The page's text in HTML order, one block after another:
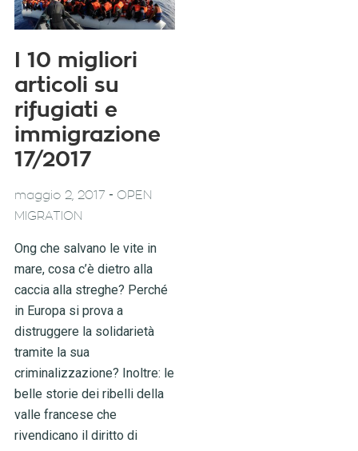
I 10 migliori
articoli su
rifugiati e
immigrazione
17/2017
maggio 2, 2017 - OPEN
MIGRATION
Ong che salvano le vite in
mare, cosa c’è dietro alla
caccia alla streghe? Perché
in Europa si prova a
distruggere la solidarietà
tramite la sua
criminalizzazione? Inoltre: le
belle storie dei ribelli della
valle francese che
rivendicano il diritto di